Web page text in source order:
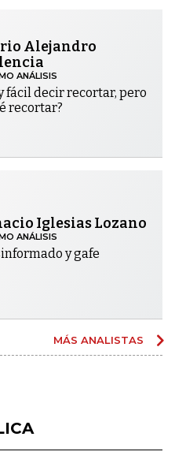
Alejandro
ANÁLISIS
fácil decir recortar, pero
recortar?
Iglesias Lozano
ANÁLISIS
y gafe
MÁS ANALISTAS